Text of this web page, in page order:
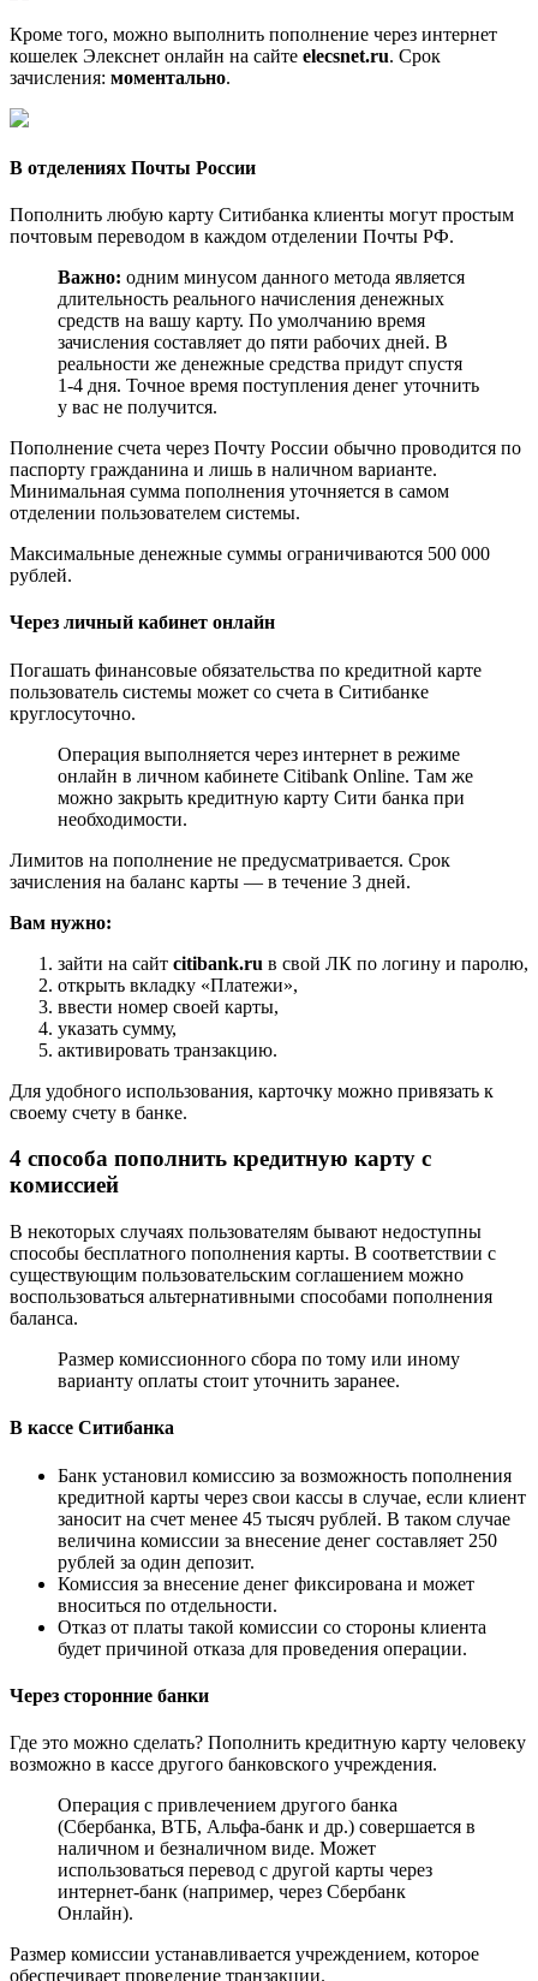
Кроме того, можно выполнить пополнение через интернет
кошелек Элекснет онлайн на сайте elecsnet.ru. Срок
зачисления: моментально.
В отделениях Почты России
Пополнить любую карту Ситибанка клиенты могут простым
почтовым переводом в каждом отделении Почты РФ.
Важно: одним минусом данного метода является
длительность реального начисления денежных
средств на вашу карту. По умолчанию время
зачисления составляет до пяти рабочих дней. В
реальности же денежные средства придут спустя
1-4 дня. Точное время поступления денег уточнить
у вас не получится.
Пополнение счета через Почту России обычно проводится по
паспорту гражданина и лишь в наличном варианте.
Минимальная сумма пополнения уточняется в самом
отделении пользователем системы.
Максимальные денежные суммы ограничиваются 500 000
рублей.
Через личный кабинет онлайн
Погашать финансовые обязательства по кредитной карте
пользователь системы может со счета в Ситибанке
круглосуточно.
Операция выполняется через интернет в режиме
онлайн в личном кабинете Citibank Online. Там же
можно закрыть кредитную карту Сити банка при
необходимости.
Лимитов на пополнение не предусматривается. Срок
зачисления на баланс карты — в течение 3 дней.
Вам нужно:
зайти на сайт citibank.ru в свой ЛК по логину и паролю,
открыть вкладку «Платежи»,
ввести номер своей карты,
указать сумму,
активировать транзакцию.
Для удобного использования, карточку можно привязать к
своему счету в банке.
4 способа пополнить кредитную карту с
комиссией
В некоторых случаях пользователям бывают недоступны
способы бесплатного пополнения карты. В соответствии с
существующим пользовательским соглашением можно
воспользоваться альтернативными способами пополнения
баланса.
Размер комиссионного сбора по тому или иному
варианту оплаты стоит уточнить заранее.
В кассе Ситибанка
Банк установил комиссию за возможность пополнения
кредитной карты через свои кассы в случае, если клиент
заносит на счет менее 45 тысяч рублей. В таком случае
величина комиссии за внесение денег составляет 250
рублей за один депозит.
Комиссия за внесение денег фиксирована и может
вноситься по отдельности.
Отказ от платы такой комиссии со стороны клиента
будет причиной отказа для проведения операции.
Через сторонние банки
Где это можно сделать? Пополнить кредитную карту человеку
возможно в кассе другого банковского учреждения.
Операция с привлечением другого банка
(Сбербанка, ВТБ, Альфа-банк и др.) совершается в
наличном и безналичном виде. Может
использоваться перевод с другой карты через
интернет-банк (например, через Сбербанк
Онлайн).
Размер комиссии устанавливается учреждением, которое
обеспечивает проведение транзакции.